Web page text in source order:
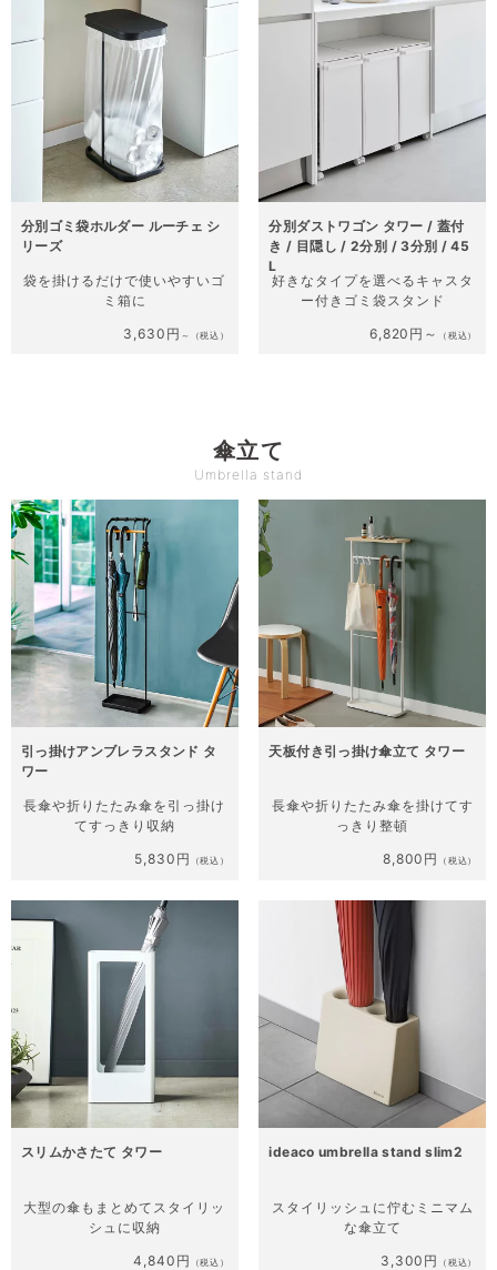
分別ゴミ袋ホルダー ルーチェ シ
リーズ
袋を掛けるだけで使いやすいゴ
ミ箱に
3,630円 ～（税込）
分別ダストワゴン タワー / 蓋付
き / 目隠し / 2分別 / 3分別 / 45
L
好きなタイプを選べる キャスタ
ー付きゴミ袋スタンド
6,820円～
（税込）
傘立て
Umbrella stand
引っ掛けアンブレラスタンド タ
ワー
長傘や折りたたみ傘を 引っ掛け
てすっきり収納
5,830円
（税込）
天板付き引っ掛け傘立て タワー
長傘や折りたたみ傘を掛けてす
っきり整頓
8,800円
（税込）
スリムかさたて タワー
大型の傘もまとめて スタイリッ
シュに収納
4,840円
（税込）
ideaco umbrella stand slim2
スタイリッシュに佇む ミニマム
な傘立て
3,300円
（税込）